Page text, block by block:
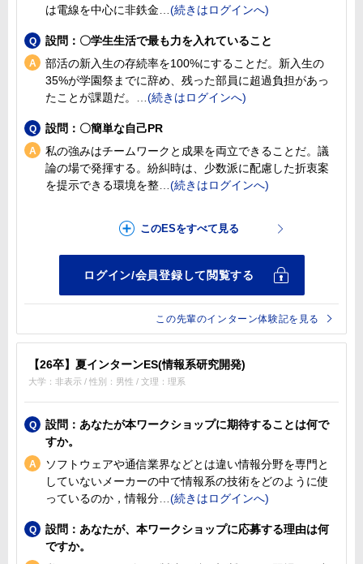
は電線を中心に非鉄金
設問：〇学生生活で最も力を入れていること
部活の新入生の存続率を100%にすることだ。新入生の
35%が学園祭までに辞め、残った部員に超過負担があっ
たことが課題だ。
設問：〇簡単な自己PR
私の強みはチームワークと成果を両立できることだ。議
論の場で発揮する。紛糾時は、少数派に配慮した折衷案
を提示できる環境を整
この先輩のインターン体験記を見る
【26卒】夏インターンES(情報系研究開発)
大学：非表示 / 性別：男性 / 文理：理系
設問：あなたが本ワークショップに期待することは何で
すか。
ソフトウェアや通信業界などとは違い情報分野を専門と
していないメーカーの中で情報系の技術をどのように使
っているのか，情報分
設問：あなたが、本ワークショップに応募する理由は何
ですか。